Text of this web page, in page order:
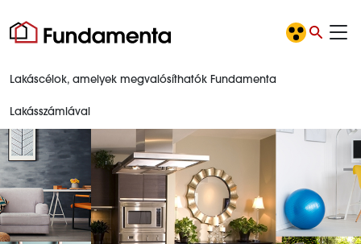
Lakáscélok, amelyek megvalósíthatók Fundamenta
Lakásszámlával